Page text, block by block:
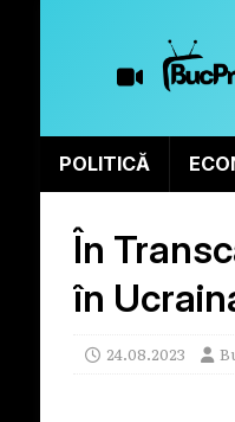
POLITICĂ
În
în
24.08.2023